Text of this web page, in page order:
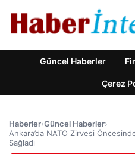
Güncel Haberler
Çerez
Haberler›Güncel Haberler›
Ankara’da NATO Zirvesi
Sağladı